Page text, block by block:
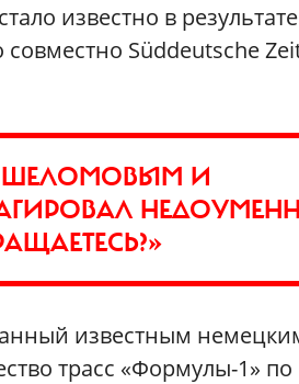
известно в результате
Süddeutsche
ШЕЛОМОВЫМ И
известным
трасс «Формулы-1» по